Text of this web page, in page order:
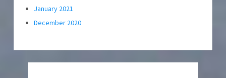
January 2021
December 2020